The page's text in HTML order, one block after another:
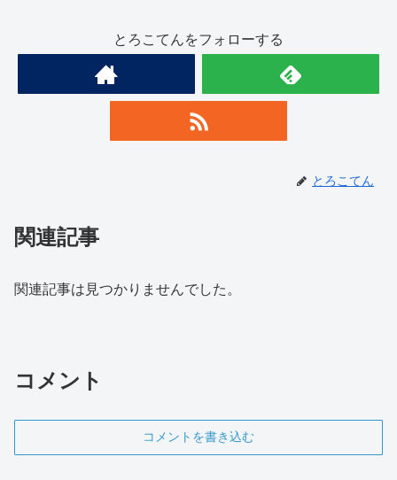
とろこてんをフォローする
とろこてん
関連記事
関連記事は見つかりませんでした。
コメント
コメントを書き込む